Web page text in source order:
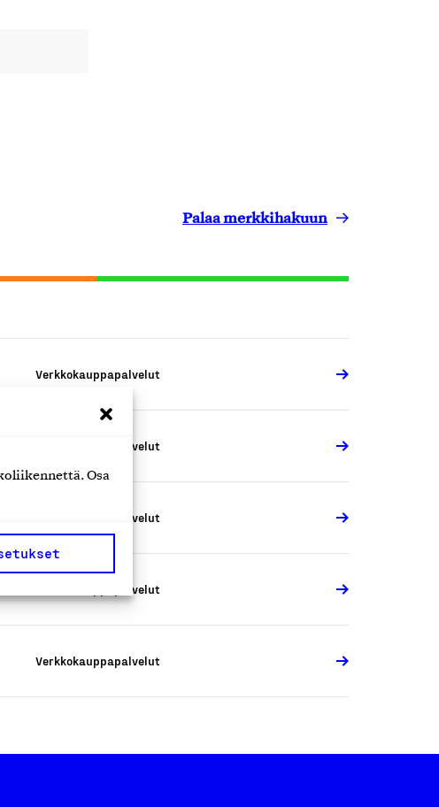
Osa
Palaa merkkihakuun
Verkkokauppapalvelut
Verkkokauppapalvelut
Verkkokauppapalvelut
Verkkokauppapalvelut
Verkkokauppapalvelut